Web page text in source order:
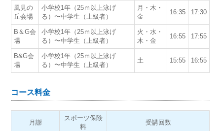
風見の
丘会場
小学校1年（25ｍ以上泳げ
る）〜中学生（上級者）
月・木・
金
16:35 17:30
B＆G会
場
小学校1年（25ｍ以上泳げ
る）〜中学生（上級者）
火・水・
木・金
16:55 17:55
B&G会
場
小学校1年（25ｍ以上泳げ
る）〜中学生（上級者）
土 15:55 16:55
コース料金
月謝
スポーツ保険
料
受講回数